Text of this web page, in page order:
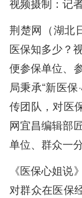
荆楚网（湖北
医保知多少？
便参保单位、
局秉承“新医保
传团队，对医
网宜昌编辑部
单位、群众一
《医保心姐说
对群众在医保